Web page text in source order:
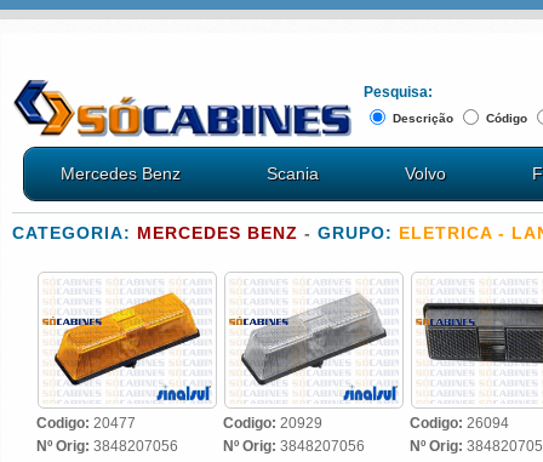
Pesquisa:
Descrição Código
Mercedes Benz Scania Volvo
CATEGORIA: MERCEDES BENZ - GRUPO: ELETRICA -
Codigo: 20477
Nº Orig: 3848207056
Codigo: 20929
Nº Orig: 3848207056
Codigo: 26094
Nº Orig: